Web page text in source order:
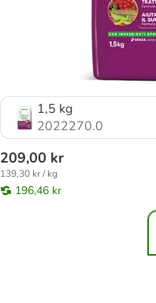
1,5 kg
2022270.0
209,00 kr
139,30 kr / kg
196,46 kr